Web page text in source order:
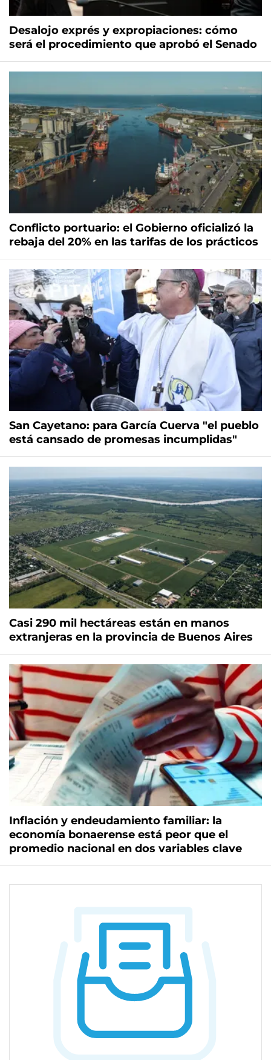
Desalojo exprés y expropiaciones: cómo
será el procedimiento que aprobó el Senado
Conflicto portuario: el Gobierno oficializó la
rebaja del 20% en las tarifas de los prácticos
San Cayetano: para García Cuerva "el pueblo
está cansado de promesas incumplidas"
Casi 290 mil hectáreas están en manos
extranjeras en la provincia de Buenos Aires
Inflación y endeudamiento familiar: la
economía bonaerense está peor que el
promedio nacional en dos variables clave